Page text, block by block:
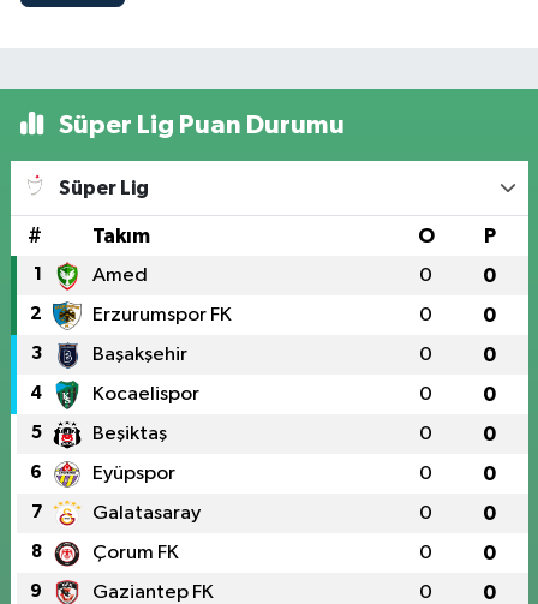
Süper Lig Puan Durumu
Süper Lig
# Takım O P
1 Amed 0 0
2 Erzurumspor FK 0 0
3 Başakşehir 0 0
4 Kocaelispor 0 0
5 Beşiktaş 0 0
6 Eyüpspor 0 0
7 Galatasaray 0 0
8 Çorum FK 0 0
9 Gaziantep FK 0 0